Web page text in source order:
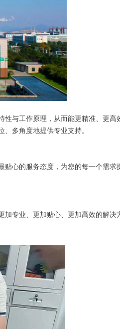
与工作原理，从而能更精准、更
多角度地提供专业支持。
心的服务态度，为您的每一个需
专业、更加贴心、更加高效的解决